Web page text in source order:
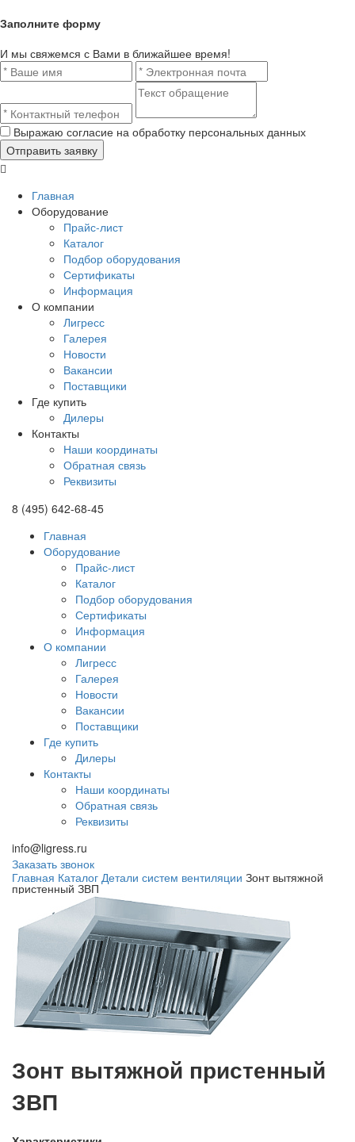
Заполните форму
И мы свяжемся с Вами в ближайшее время!
Выражаю согласие на обработку персональных данных
Главная
Оборудование
Прайс-лист
Каталог
Подбор оборудования
Сертификаты
Информация
О компании
Лигресс
Галерея
Новости
Вакансии
Поставщики
Где купить
Дилеры
Контакты
Наши координаты
Обратная связь
Реквизиты
8 (495) 642-68-45
Главная
Оборудование
Прайс-лист
Каталог
Подбор оборудования
Сертификаты
Информация
О компании
Лигресс
Галерея
Новости
Вакансии
Поставщики
Где купить
Дилеры
Контакты
Наши координаты
Обратная связь
Реквизиты
info@ligress.ru
Заказать звонок
Главная Каталог Детали систем вентиляции Зонт вытяжной
пристенный ЗВП
Зонт вытяжной пристенный
ЗВП